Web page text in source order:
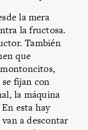
la mera
la fructosa.
También
que
fijan con
la máquina
esta hay
a descontar